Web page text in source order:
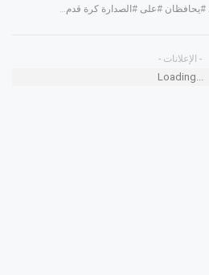
#يحافظان #على #الصدارة كرة قدم…
- الإعلانات -
Loading...